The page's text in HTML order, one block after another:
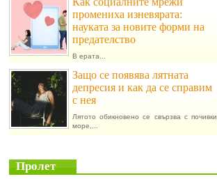
промениха изневярата:
науката за новите форми на
предателство
В ерата...
Защо се появява лятната
депресия и как да се справим
с нея
Лятото обикновено се свързва с почивки,
море,...
Пролет